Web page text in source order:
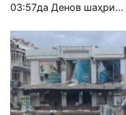
03:57да Денов шаҳри...